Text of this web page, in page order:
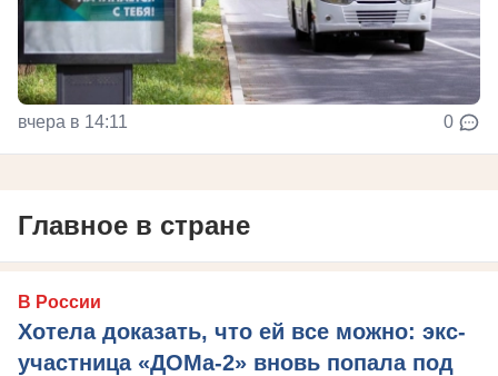
вчера в 14:11 0
Главное в стране
В России
Хотела доказать, что ей все можно: экс-
участница «ДОМа-2» вновь попала под